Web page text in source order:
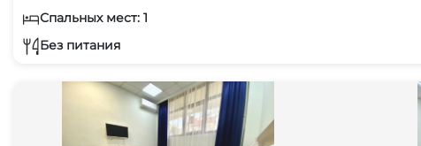
Спальных мест: 1
Без питания